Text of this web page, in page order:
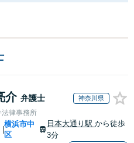
介 弁護士 神奈川県
律事務所
|
横浜市中
区
日本大通り駅から徒歩
3分